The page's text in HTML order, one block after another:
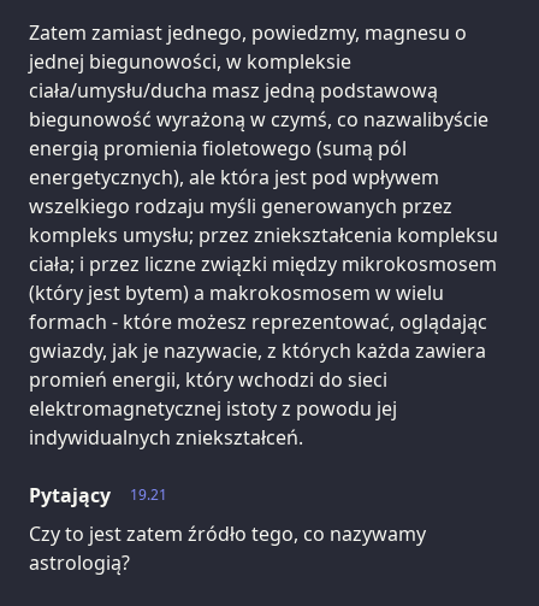
Zatem zamiast jednego, powiedzmy, magnesu o
jednej biegunowości, w kompleksie
ciała/umysłu/ducha masz jedną podstawową
biegunowość wyrażoną w czymś, co nazwalibyście
energią promienia fioletowego (sumą pól
energetycznych), ale która jest pod wpływem
wszelkiego rodzaju myśli generowanych przez
kompleks umysłu; przez zniekształcenia kompleksu
ciała; i przez liczne związki między mikrokosmosem
(który jest bytem) a makrokosmosem w wielu
formach - które możesz reprezentować, oglądając
gwiazdy, jak je nazywacie, z których każda zawiera
promień energii, który wchodzi do sieci
elektromagnetycznej istoty z powodu jej
indywidualnych zniekształceń.
19.21
Pytający
Czy to jest zatem źródło tego, co nazywamy
astrologią?